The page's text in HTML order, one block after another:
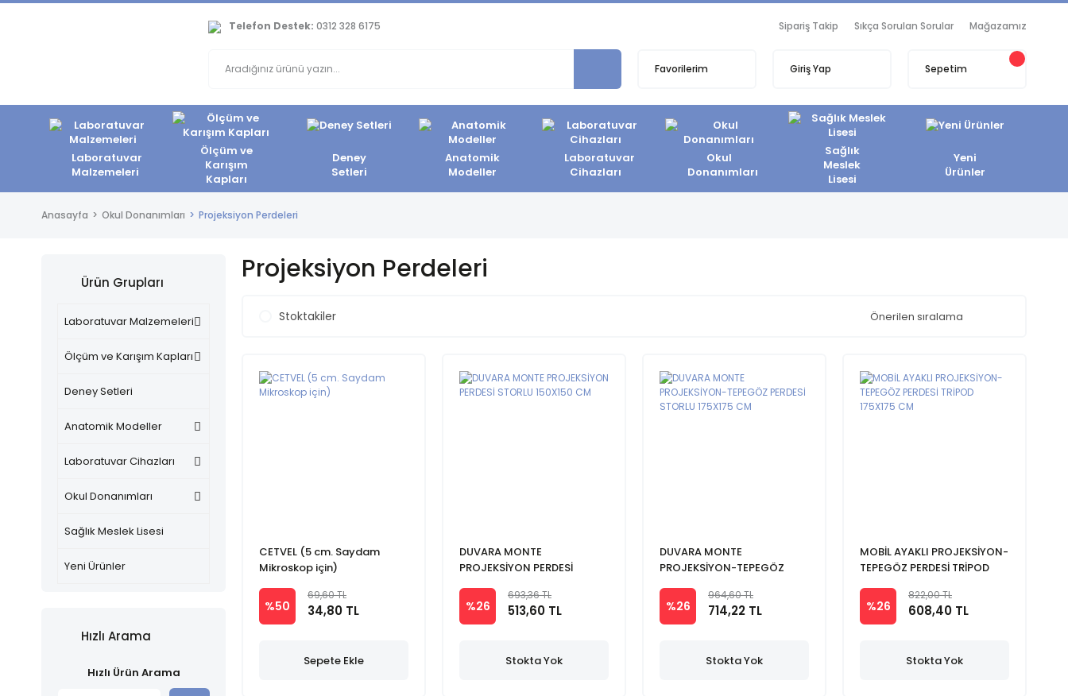
Telefon Destek: 0312 328 6175 Sipariş Takip Sıkça Sorulan Sorular Mağazamız
Favorilerim Giriş Yap Sepetim
Laboratuvar
Malzemeleri
Ölçüm ve
Karışım
Kapları
Deney
Setleri
Anatomik
Modeller
Laboratuvar
Cihazları
Okul
Donanımları
Sağlık
Meslek
Lisesi
Yeni
Ürünler
Anasayfa Okul Donanımları Projeksiyon Perdeleri
Ürün Grupları
Laboratuvar Malzemeleri
Ölçüm ve Karışım Kapları
Deney Setleri
Anatomik Modeller
Laboratuvar Cihazları
Okul Donanımları
Sağlık Meslek Lisesi
Yeni Ürünler
Hızlı Arama
Hızlı Ürün Arama
Projeksiyon Perdeleri
Stoktakiler
CETVEL (5 cm. Saydam
Mikroskop için)
%50
69,60 TL
34,80 TL
Sepete Ekle
DUVARA MONTE
PROJEKSİYON PERDESİ
%26
693,36 TL
513,60 TL
Stokta Yok
DUVARA MONTE
PROJEKSİYON-TEPEGÖZ
%26
964,60 TL
714,22 TL
Stokta Yok
MOBİL AYAKLI PROJEKSİYON-
TEPEGÖZ PERDESİ TRİPOD
%26
822,00 TL
608,40 TL
Stokta Yok